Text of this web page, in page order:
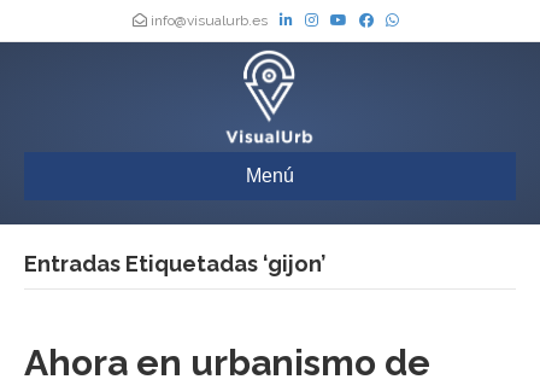
info@visualurb.es
Menú
Entradas Etiquetadas ‘gijon’
Ahora en urbanismo de